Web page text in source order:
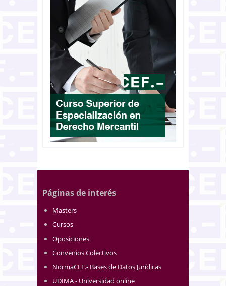
Páginas de interés
Masters
Cursos
Oposiciones
Convenios Colectivos
NormaCEF.- Bases de Datos Jurídicas
UDIMA - Universidad online